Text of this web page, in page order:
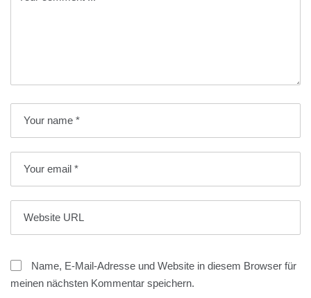
Name, E-Mail-Adresse und Website in diesem Browser für
meinen nächsten Kommentar speichern.